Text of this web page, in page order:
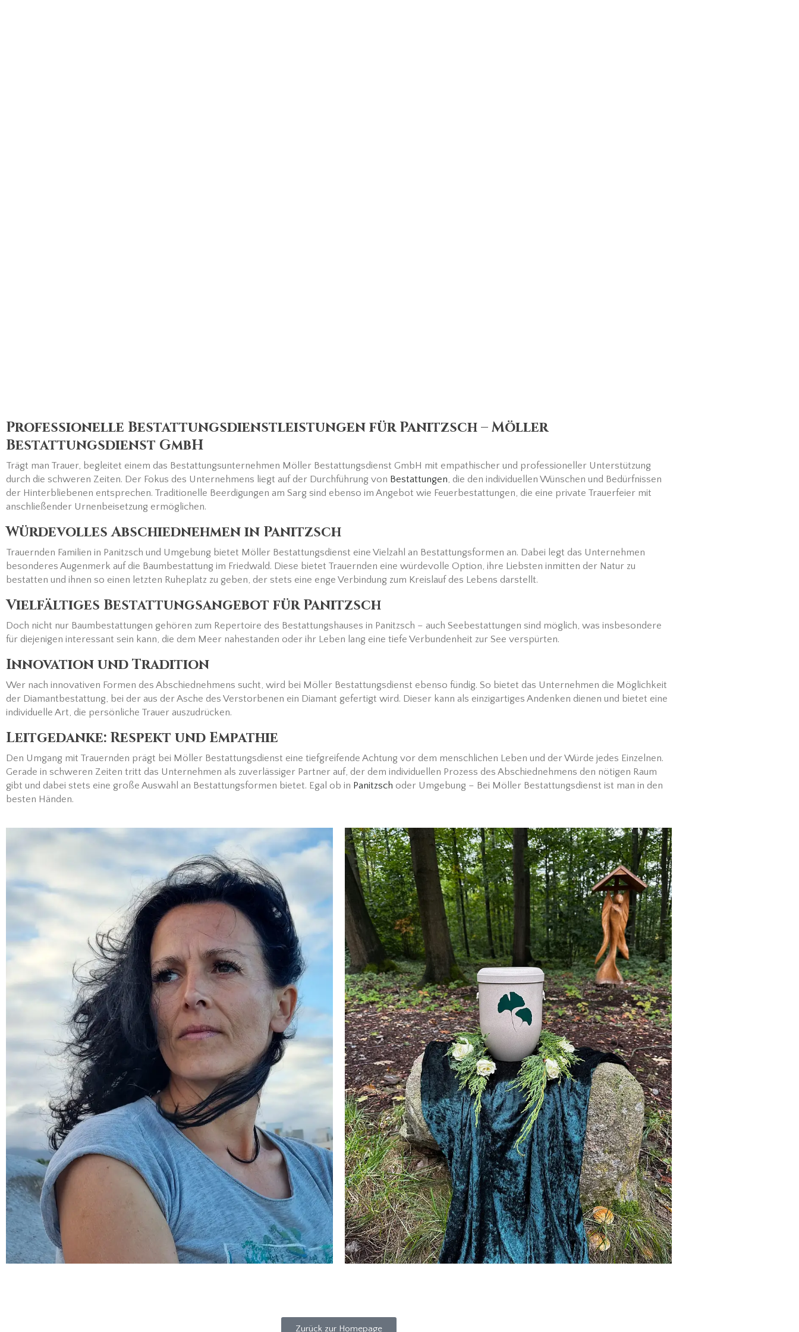
Professionelle Bestattungsdienstleistungen für Panitzsch – Möller
Bestattungsdienst GmbH
Trägt man Trauer, begleitet einem das Bestattungsunternehmen Möller Bestattungsdienst GmbH mit empathischer und professioneller Unterstützung
durch die schweren Zeiten. Der Fokus des Unternehmens liegt auf der Durchführung von Bestattungen, die den individuellen Wünschen und Bedürfnissen
der Hinterbliebenen entsprechen. Traditionelle Beerdigungen am Sarg sind ebenso im Angebot wie Feuerbestattungen, die eine private Trauerfeier mit
anschließender Urnenbeisetzung ermöglichen.
Würdevolles Abschiednehmen in Panitzsch
Trauernden Familien in Panitzsch und Umgebung bietet Möller Bestattungsdienst eine Vielzahl an Bestattungsformen an. Dabei legt das Unternehmen
besonderes Augenmerk auf die Baumbestattung im Friedwald. Diese bietet Trauernden eine würdevolle Option, ihre Liebsten inmitten der Natur zu
bestatten und ihnen so einen letzten Ruheplatz zu geben, der stets eine enge Verbindung zum Kreislauf des Lebens darstellt.
Vielfältiges Bestattungsangebot für Panitzsch
Doch nicht nur Baumbestattungen gehören zum Repertoire des Bestattungshauses in Panitzsch – auch Seebestattungen sind möglich, was insbesondere
für diejenigen interessant sein kann, die dem Meer nahestanden oder ihr Leben lang eine tiefe Verbundenheit zur See verspürten.
Innovation und Tradition
Wer nach innovativen Formen des Abschiednehmens sucht, wird bei Möller Bestattungsdienst ebenso fündig. So bietet das Unternehmen die Möglichkeit
der Diamantbestattung, bei der aus der Asche des Verstorbenen ein Diamant gefertigt wird. Dieser kann als einzigartiges Andenken dienen und bietet eine
individuelle Art, die persönliche Trauer auszudrücken.
Leitgedanke: Respekt und Empathie
Den Umgang mit Trauernden prägt bei Möller Bestattungsdienst eine tiefgreifende Achtung vor dem menschlichen Leben und der Würde jedes Einzelnen.
Gerade in schweren Zeiten tritt das Unternehmen als zuverlässiger Partner auf, der dem individuellen Prozess des Abschiednehmens den nötigen Raum
gibt und dabei stets eine große Auswahl an Bestattungsformen bietet. Egal ob in Panitzsch oder Umgebung – Bei Möller Bestattungsdienst ist man in den
besten Händen.
Zurück zur Homepage